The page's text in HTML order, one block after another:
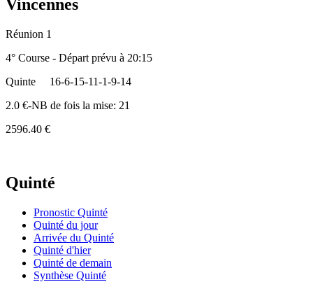
Vincennes
Réunion 1
4° Course - Départ prévu à 20:15
Quinte
16-6-15-11-1-9-14
2.0 €-NB de fois la mise: 21
2596.40 €
Quinté
Pronostic Quinté
Quinté du jour
Arrivée du Quinté
Quinté d'hier
Quinté de demain
Synthèse Quinté